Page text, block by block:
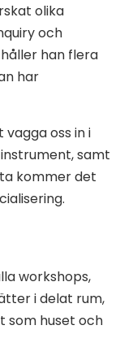
olika
och
han flera
har
oss in i
samt
kommer det
workshops,
i delat rum,
som huset och